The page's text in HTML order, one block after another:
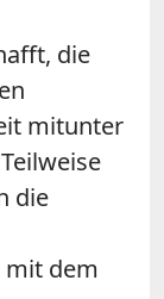
die
mitunter
die
mit dem